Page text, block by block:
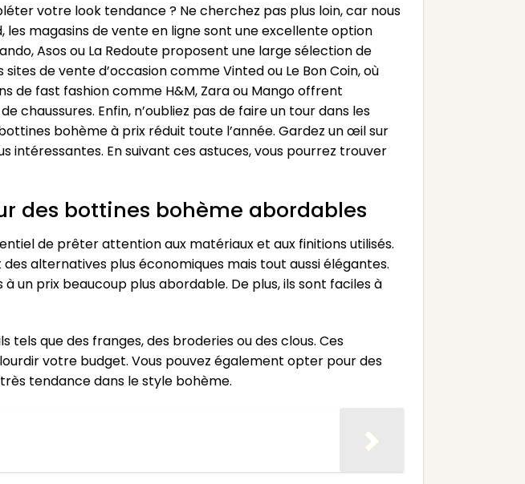
votre look tendance ? Ne cherchez pas plus loin, car nous
les magasins de vente en ligne sont une excellente option
Asos ou La Redoute proposent une large sélection de
de vente d’occasion comme Vinted ou Le Bon Coin, où
de fast fashion comme H&M, Zara ou Mango offrent
Enfin, n’oubliez pas de faire un tour dans les
bohème à prix réduit toute l’année. Gardez un œil sur
En suivant ces astuces, vous pourrez trouver
des bottines bohème abordables
de prêter attention aux matériaux et aux finitions utilisés.
alternatives plus économiques mais tout aussi élégantes.
un prix beaucoup plus abordable. De plus, ils sont faciles à
tels que des franges, des broderies ou des clous. Ces
votre budget. Vous pouvez également opter pour des
tendance dans le style bohème.